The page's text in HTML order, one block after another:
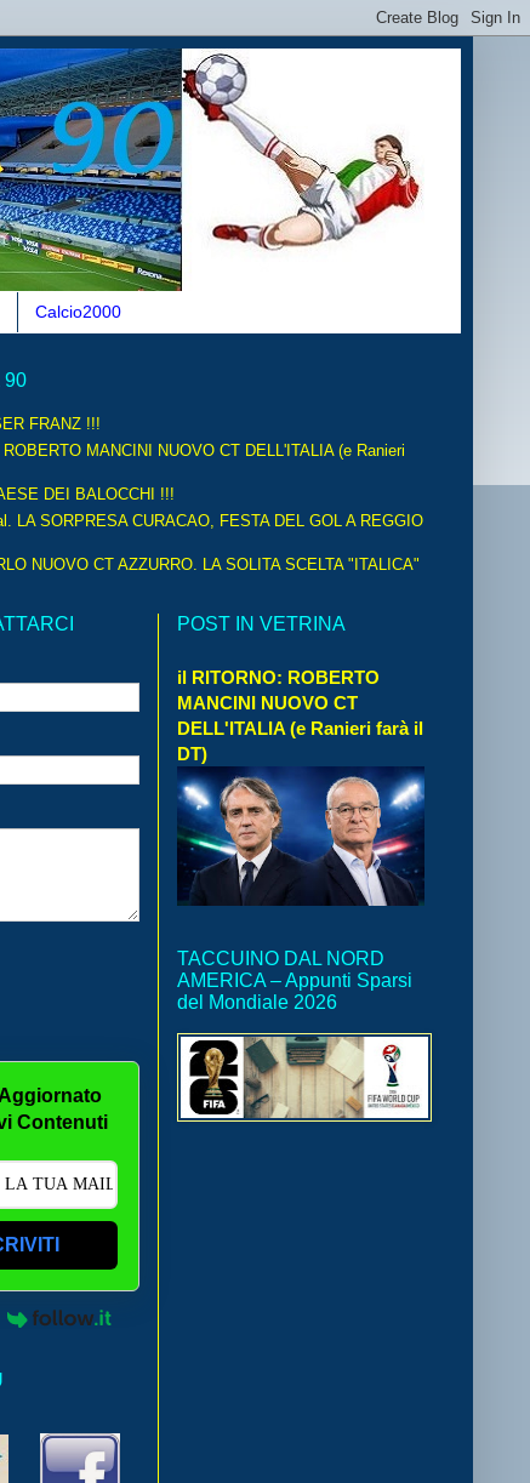
Calcio2000
90
FRANZ !!!
MANCINI NUOVO CT DELL'ITALIA (e Ranieri
DEI BALOCCHI !!!
LA SORPRESA CURACAO, FESTA DEL GOL A REGGIO
NUOVO CT AZZURRO. LA SOLITA SCELTA "ITALICA"
Contenuti
POST IN VETRINA
il RITORNO: ROBERTO
MANCINI NUOVO CT
DELL'ITALIA (e Ranieri farà il
DT)
TACCUINO DAL NORD
AMERICA – Appunti Sparsi
del Mondiale 2026